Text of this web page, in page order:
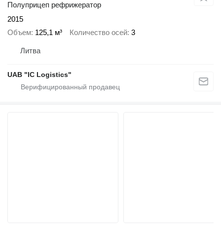
Полуприцеп рефрижератор
2015
Объем 125,1 м³ Количество осей 3
Литва
UAB "IC Logistics"